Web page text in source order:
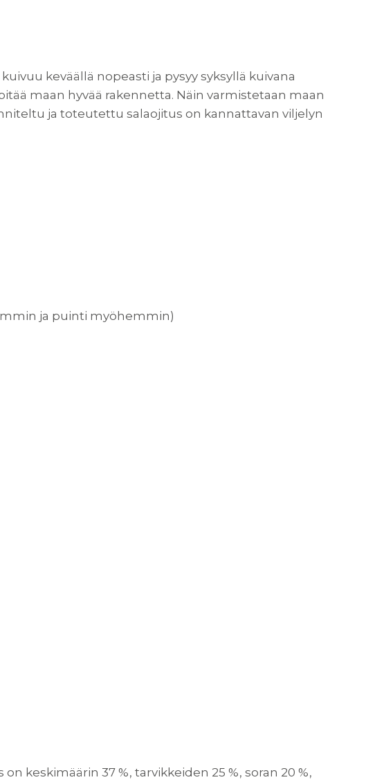
keväällä nopeasti ja pysyy syksyllä kuivana
maan hyvää rakennetta. Näin varmistetaan maan
ja toteutettu salaojitus on kannattavan viljelyn
ja puinti myöhemmin)
keskimäärin 37 %, tarvikkeiden 25 %, soran 20 %,